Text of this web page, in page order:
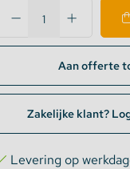
Aan offerte
Zakelijke klant?
Levering op